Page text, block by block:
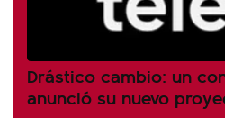
Drástico cambio: un
anunció su nuevo